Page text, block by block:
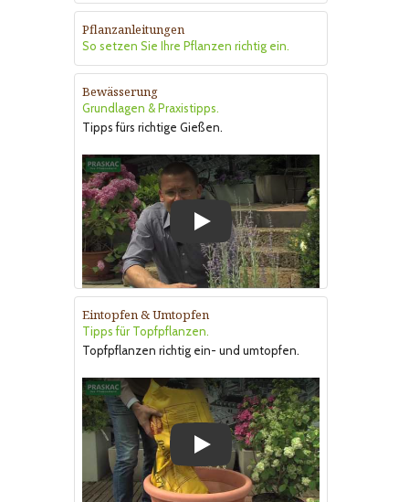
Pflanzanleitungen
So setzen Sie Ihre Pflanzen richtig ein.
Bewässerung
Grundlagen & Praxistipps.
Tipps fürs richtige Gießen.
Play
Eintopfen & Umtopfen
Tipps für Topfpflanzen.
Topfpflanzen richtig ein- und umtopfen.
Play